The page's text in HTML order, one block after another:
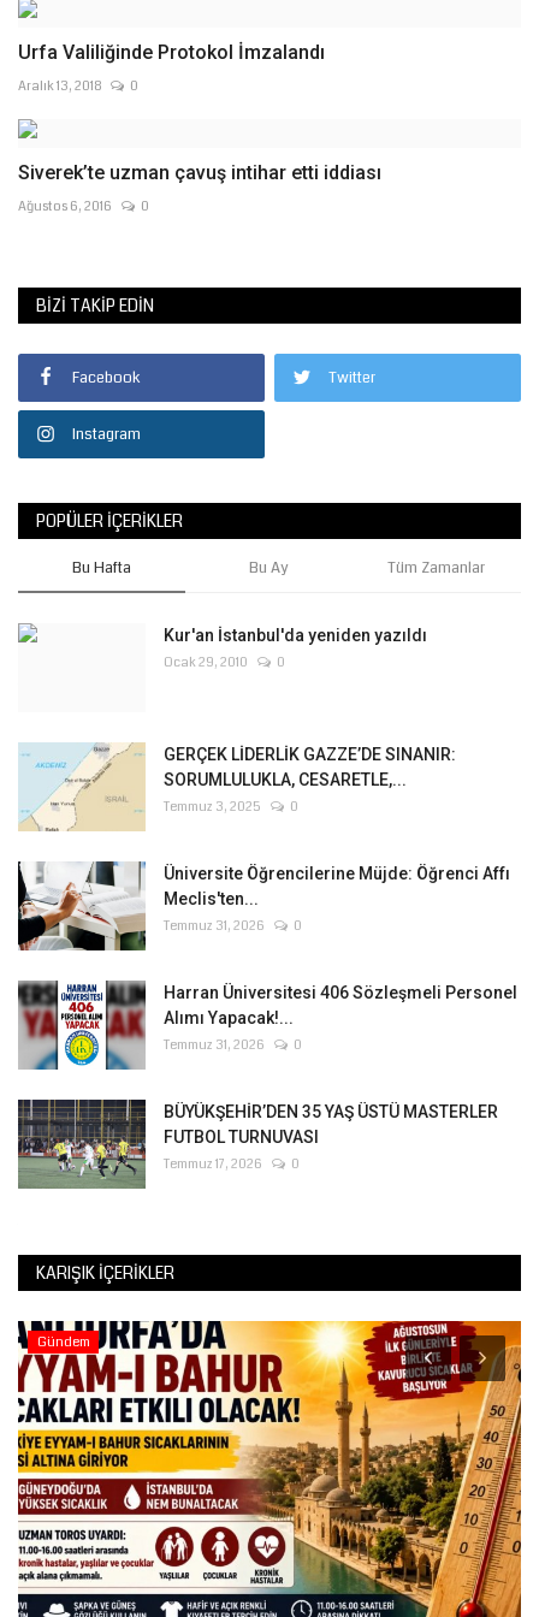
Urfa Valiliğinde Protokol İmzalandı
Aralık 13, 2018 0
Siverek’te uzman çavuş intihar etti iddiası
Ağustos 6, 2016 0
BIZI TAKIP EDIN
Facebook Twitter
Instagram
POPÜLER İÇERIKLER
Bu Hafta Bu Ay Tüm Zamanlar
Kur'an İstanbul'da yeniden yazıldı
Ocak 29, 2010 0
GERÇEK LİDERLİK GAZZE’DE SINANIR:
SORUMLULUKLA, CESARETLE,...
Temmuz 3, 2025 0
Üniversite Öğrencilerine Müjde: Öğrenci Affı
Meclis'ten...
Temmuz 31, 2026 0
Harran Üniversitesi 406 Sözleşmeli Personel
Alımı Yapacak!...
Temmuz 31, 2026 0
BÜYÜKŞEHİR’DEN 35 YAŞ ÜSTÜ MASTERLER
FUTBOL TURNUVASI
Temmuz 17, 2026 0
KARIŞIK İÇERIKLER
Gündem